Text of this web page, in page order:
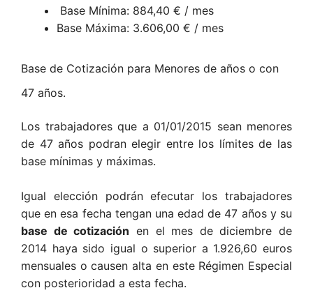
Base Mínima: 884,40 € / mes
Base Máxima: 3.606,00 € / mes
Base de Cotización para Menores de años o con
47 años.
Los trabajadores que a 01/01/2015 sean menores
de 47 años podran elegir entre los límites de las
base mínimas y máximas.
Igual elección podrán efecutar los trabajadores
que en esa fecha tengan una edad de 47 años y su
base de cotización en el mes de diciembre de
2014 haya sido igual o superior a 1.926,60 euros
mensuales o causen alta en este Régimen Especial
con posterioridad a esta fecha.